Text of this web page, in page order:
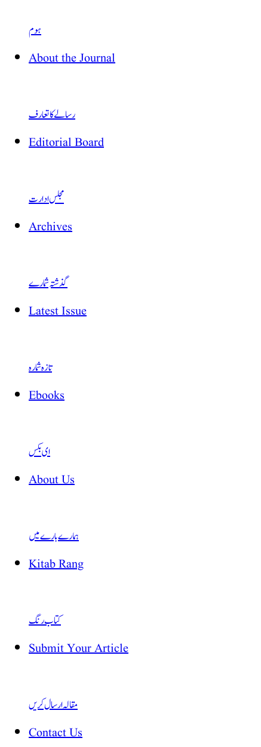
ہوم
About the Journal
رسالے کا تعارف
Editorial Board
مجلس ادارت
Archives
گذشتہ شمارے
Latest Issue
تازہ شمارہ
Ebooks
ای بکس
About Us
ہمارے بارے میں
Kitab Rang
کتاب رنگ
Submit Your Article
مقالہ ارسال کریں
Contact Us